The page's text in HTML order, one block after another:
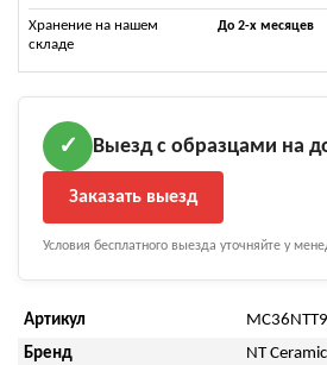
Хранение на нашем
складе
До 2-х месяцев
✓ Выезд с образцами на
Заказать выезд
Условия бесплатного выезда уточняйте у
Артикул
Бренд
NT Ceramic